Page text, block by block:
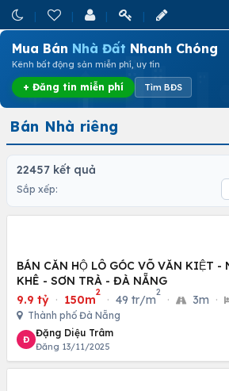
Mua Bán Nhà Đất Nhanh Chóng
Kênh bất động sản miễn phí, uy tín
+ Đăng tin miễn phí Tìm BĐS
Bán Nhà riêng
22457 kết quả
Sắp xếp:
BÁN CĂN HỘ LÔ GÓC VÕ VĂN KIỆT -
KHÊ - SƠN TRÀ - ĐÀ NẴNG
9.9 tỷ · 150m
2
· 49 tr/m
2
· 3m ·
Thành phố Đà Nẵng
Đ
Đặng Diệu Trâm
Đăng 13/11/2025